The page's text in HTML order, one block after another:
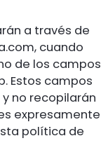
a través de
cuando
de los campos
Estos campos
no recopilarán
expresamente
política de